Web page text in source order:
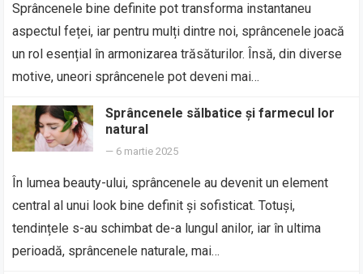
Sprâncenele bine definite pot transforma instantaneu
aspectul feței, iar pentru mulți dintre noi, sprâncenele joacă
un rol esențial în armonizarea trăsăturilor. Însă, din diverse
motive, uneori sprâncenele pot deveni mai…
Sprâncenele sălbatice și farmecul lor
natural
— 6 martie 2025
În lumea beauty-ului, sprâncenele au devenit un element
central al unui look bine definit și sofisticat. Totuși,
tendințele s-au schimbat de-a lungul anilor, iar în ultima
perioadă, sprâncenele naturale, mai…